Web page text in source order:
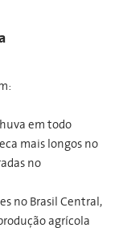
em todo
mais longos no
no
no Brasil Central,
agrícola